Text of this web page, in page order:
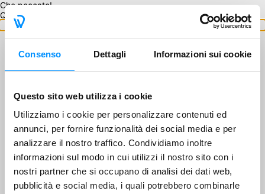
Consenso Dettagli Informazioni sui cookie
Questo sito web utilizza i cookie
Utilizziamo i cookie per personalizzare contenuti ed
annunci, per fornire funzionalità dei social media e per
analizzare il nostro traffico. Condividiamo inoltre
informazioni sul modo in cui utilizzi il nostro sito con i
nostri partner che si occupano di analisi dei dati web,
pubblicità e social media, i quali potrebbero combinarle
Che peccato!
Questo GA non è disponibile.